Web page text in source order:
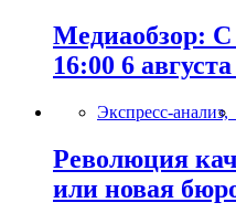
Медиаобзор: С
16:00 6
Экспресс-анализ,
Революция
или новая